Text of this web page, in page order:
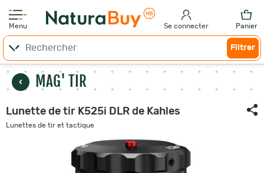
Menu Se connecter Panier
Filtrer
MAG' TIR
Lunette de tir K525i DLR de Kahles
Lunettes de tir et tactique